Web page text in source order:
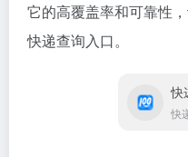
它的高覆盖率和可靠性
快递查询入口。
快